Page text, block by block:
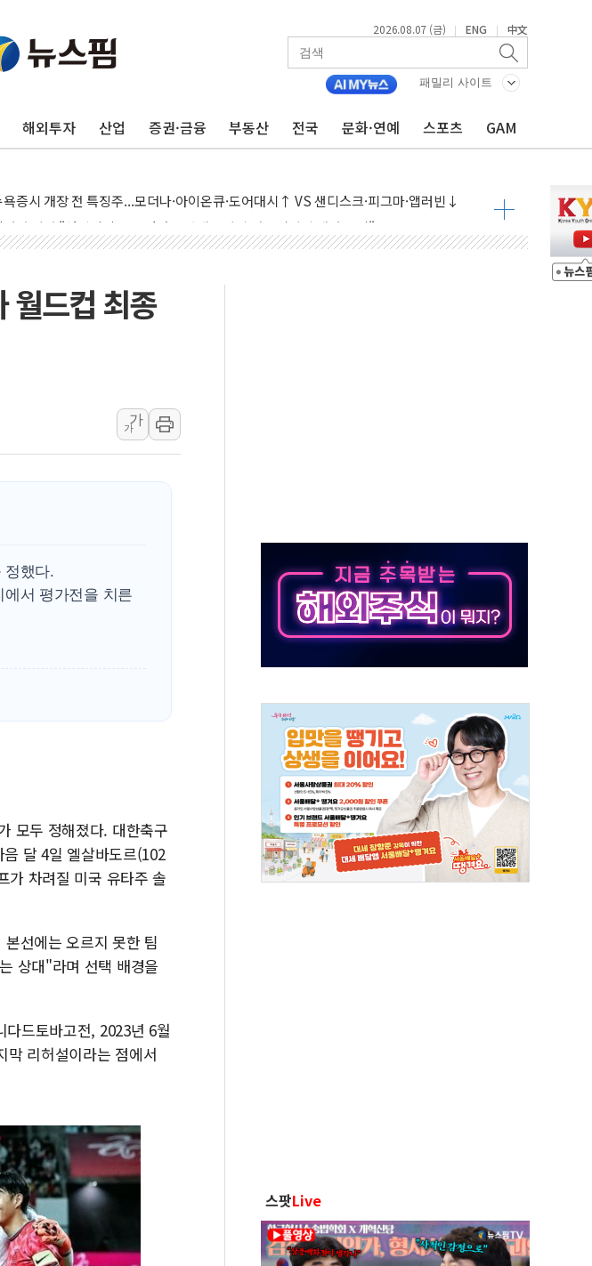
2026.08.07 (금) | ENG | 中文
패밀리 사이트
해외투자 산업 증권·금융 부동산 전국 문화·연예 스포츠 GAM
광모, 내주 실리콘밸리서 젠슨 황 재회…로봇·AI 데이터센터·모빌리티 구체화
정관 장관 "영업이익 N% 성과급 반대…상법·자본시장법 개정 논의"
욕증시 프리뷰, 미 주가선물 AI주 차익실현 속 혼조세...웨스턴디지털·샌디스크↓
7주 만에 최고…美 고용 둔화·호르무즈 재개방 기대에 강세
도증시] 중동 긴장 완화에 실적 호조까지, 상승...호실적 보고 기업 상승세 뚜렷
양주 섬유염색공장서 화재 1명 중상…대응 1단계 진압 중
관 산업부 장관 "주 52시간 손봐야, 경쟁상대 中과 비교해야"
한미군 "오산기지 누출, 백린 아닌 무해한 표면 부식 물질"
구미 폐염산처리업체서 불 2시간30여분만에 진화...외국인 노동자 숨져
과 함께하는 '불금전파, 송정' 시즌2
강원도 폭염특보 11일째…온열질환·가축 피해 최소화 '총력 대응'
월드컵 최종
가
가
정했다.
서 평가전을 치른
모두 정해졌다. 대한축구
달 4일 엘살바도르(102
가 차려질 미국 유타주 솔
선에는 오르지 못한 팀
상대"라며 선택 배경을
드토바고전, 2023년 6월
막 리허설이라는 점에서
스팟Live